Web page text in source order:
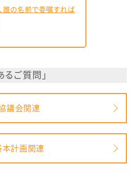
誰の名前で委嘱すれば
るご質問」
議会関連
本計画関連